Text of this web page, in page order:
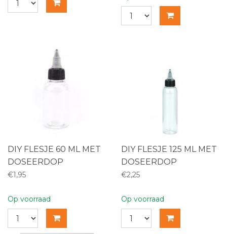
DIY FLESJE 60 ML MET
DOSEERDOP
€1,95
Op voorraad
DIY FLESJE 125 ML MET
DOSEERDOP
€2,25
Op voorraad